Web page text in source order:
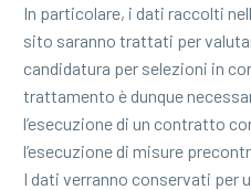
In particolare, i dati raccolti
sito saranno trattati per
candidatura per selezioni in
trattamento è dunque
l’esecuzione di un contratto
l’esecuzione di misure
I dati verranno conservati per